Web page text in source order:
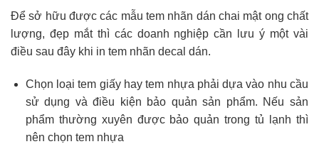
Để sở hữu được các mẫu tem nhãn dán chai mật ong chất
lượng, đẹp mắt thì các doanh nghiệp cần lưu ý một vài
điều sau đây khi in tem nhãn decal dán.
Chọn loại tem giấy hay tem nhựa phải dựa vào nhu cầu
sử dụng và điều kiện bảo quản sản phẩm. Nếu sản
phẩm thường xuyên được bảo quản trong tủ lạnh thì
nên chọn tem nhựa